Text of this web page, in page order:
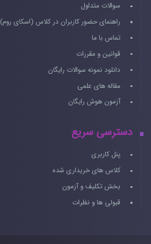
سوالات متداول
راهنمای حضور کاربران در کلاس (اسکای روم)
تماس با ما
قوانین و مقررات
دانلود نمونه سوالات رایگان
مقاله های علمی
آزمون هوش رایگان
دسترسی سریع
پنل کاربری
کلاس های خریداری شده
بخش تکلیف و آزمون
قبولی ها و نظرات